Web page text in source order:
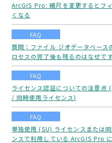
ArcGIS Pro: 縮尺を変更するとフ
くなる
FAQ
質問：ファイル ジオデータベー
ロセスの完了後も残るのはなぜで
FAQ
ライセンス認証についての注意点
/ 同時使用ライセンス)
FAQ
単独使用 (SU) ライセンスまたは
ンスで利用している ArcGIS Pro